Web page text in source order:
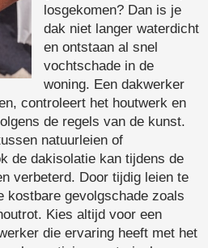
losgekomen? Dan is je
dak niet langer waterdicht
en ontstaan al snel
vochtschade in de
woning. Een dakwerker
controleert het houtwerk en
de regels van de kunst.
natuurleien of
de dakisolatie kan tijdens de
verbeterd. Door tijdig leien te
kostbare gevolgschade zoals
Kies altijd voor een
die ervaring heeft met het